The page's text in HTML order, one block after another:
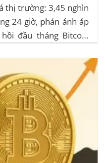
thị trường: 3,45 nghìn
24 giờ, phản ánh áp
đầu tháng‍ Bitcoin